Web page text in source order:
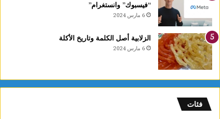
“فيسبوك” وانستغرام”
6 مارس 2024
الزلابية أصل الكلمة وتاريخ الأكلة
6 مارس 2024
فئات